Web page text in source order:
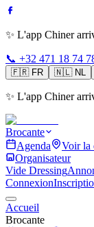
✨ L'app Chiner
📞 +32 471 18 74
🇫🇷 FR 🇳🇱 NL
✨ L'app Chiner
Brocante
Agenda
Voir la
Organisateur
Vide Dressing
Connexion
Accueil
Brocante